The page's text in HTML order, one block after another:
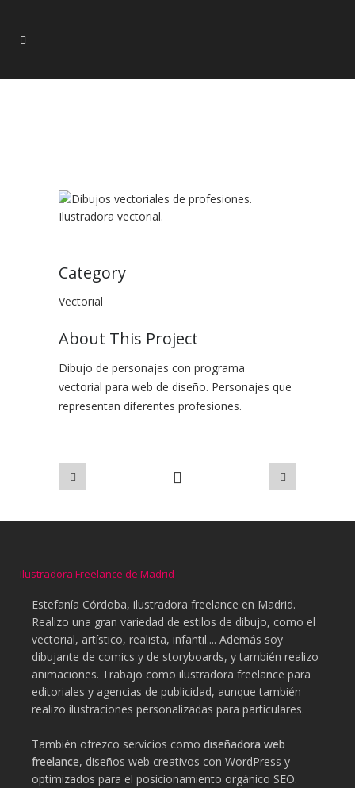
Category
Vectorial
About This Project
Dibujo de personajes con programa
vectorial para web de diseño. Personajes que
representan diferentes profesiones.
Ilustradora Freelance de Madrid
Estefanía Córdoba, ilustradora freelance en Madrid.
Realizo una gran variedad de estilos de dibujo, como el
vectorial, artístico, realista, infantil.... Además soy
dibujante de comics y de storyboards, y también realizo
animaciones. Trabajo como ilustradora freelance para
editoriales y agencias de publicidad, aunque también
realizo ilustraciones personalizadas para particulares.
También ofrezco servicios como diseñadora web
freelance, diseños web creativos con WordPress y
optimizados para el posicionamiento orgánico SEO.